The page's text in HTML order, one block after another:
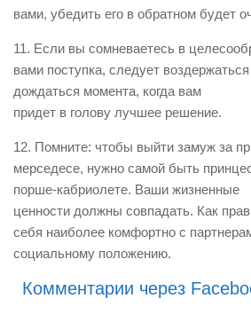
вами, убедить его в обратном будет
11. Если вы сомневаетесь в
вами поступка, следует
дождаться момента, когда вам
придет в голову лучшее решение.
12. Помните: чтобы выйти замуж за
мерседесе, нужно самой быть
порше-кабриолете. Ваши жизненные
ценности должны совпадать. Как
себя наиболее комфортно с
социальному положению.
Комментарии через